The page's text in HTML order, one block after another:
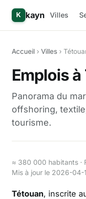
K kayn Villes
Accueil › Villes ›
Emplois
Panorama du
offshoring,
tourisme.
≈ 380 000 habitants ·
Mis à jour le 2026-04-
Tétouan, inscrite